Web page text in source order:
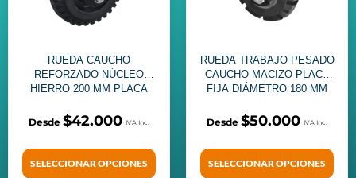
RUEDA CAUCHO
REFORZADO NÚCLEO
HIERRO 200 MM PLACA
$42.000
SELECCIONAR OPCIONES
RUEDA TRABAJO PESADO
CAUCHO MACIZO PLACA
FIJA DIÁMETRO 180 MM
$50.000
SELECCIONAR OPCIONES